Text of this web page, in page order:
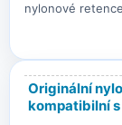
nylonové
Originální
kompatibilní